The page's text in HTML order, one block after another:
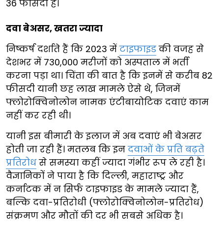
36 फीसदी है।
दवा बेअसर, खतरा ज्यादा
निष्कर्ष दर्शाते हैं कि 2023 में टाइफाइड की वजह से
देशभर में 730,000 मरीजों को अस्पताल में भर्ती
करना पड़ा था। चिंता की बात है कि इनमें से करीब 82
फीसदी यानी छह लाख मामले ऐसे थे, जिनमें
फ्लोरोक्विनोलोन नामक एंटीबायोटिक दवाएं काम
नहीं कर रही थी।
यानी इस बीमारी के इलाज में अब दवाएं भी बेअसर
होती जा रही हैं। मतलब कि इन दवाओं के प्रति बढ़ते
प्रतिरोधसे समस्या कहीं ज्यादा गंभीर रूप ले रही है।
वैज्ञानिकों ने पाया है कि दिल्ली, महाराष्ट्र और
कर्नाटक में न सिर्फ टाइफाइड के मामले ज्यादा हैं,
बल्कि दवा-प्रतिरोधी (फ्लोरोक्विनोलोन-प्रतिरोध)
संक्रमण और मौतों की दर भी सबसे अधिक है।